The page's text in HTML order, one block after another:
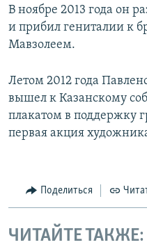
В ноябре 2013 года он
и прибил гениталии к
Мавзолеем.
Летом 2012 года
вышел к Казанскому
плакатом в поддержку
первая акция
Поделиться
ЧИТАЙТЕ ТАКЖЕ: